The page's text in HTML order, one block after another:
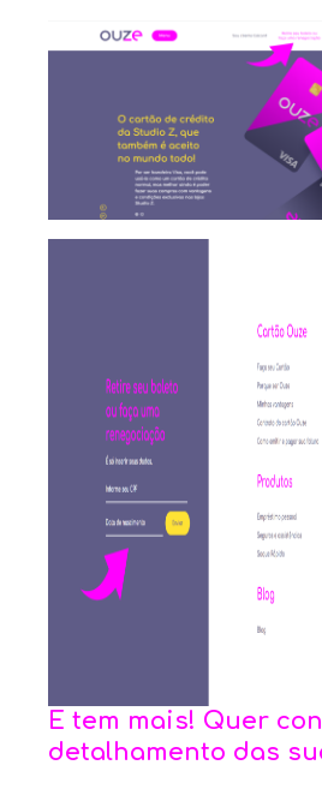
E tem mais! Quer
detalhamento das